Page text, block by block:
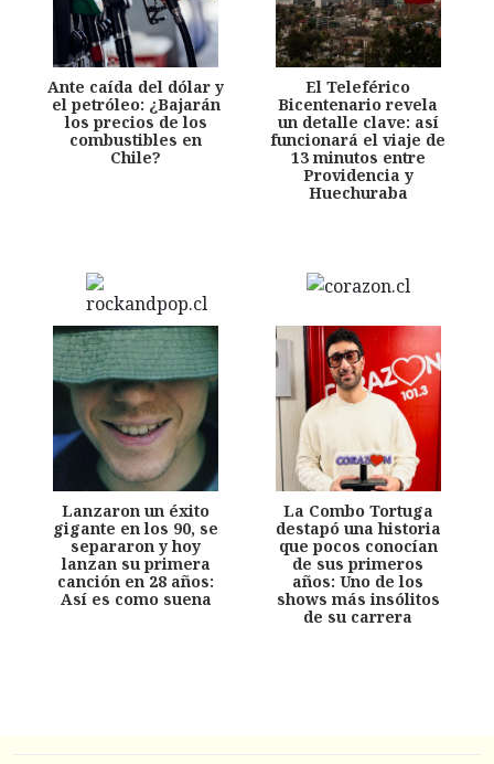
Ante caída del dólar y
el petróleo: ¿Bajarán
los precios de los
combustibles en
Chile?
El Teleférico
Bicentenario revela
un detalle clave: así
funcionará el viaje de
13 minutos entre
Providencia y
Huechuraba
Lanzaron un éxito
gigante en los 90, se
separaron y hoy
lanzan su primera
canción en 28 años:
Así es como suena
La Combo Tortuga
destapó una historia
que pocos conocían
de sus primeros
años: Uno de los
shows más insólitos
de su carrera